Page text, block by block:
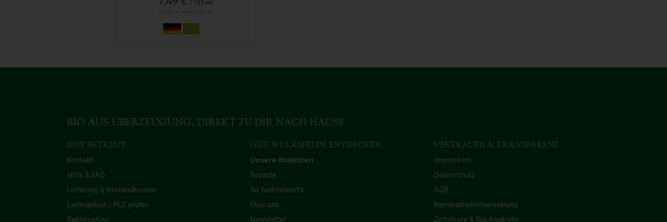
/ 165 ml
BIO AUS ÜBERZEUGUNG, DIREKT ZU DIR NACH HAUSE
GUT BETREUT
Kontakt
Hilfe & FAQ
Lieferung & Versandkosten
Liefergebiet / PLZ prüfen
Reklamation
GUT WULKSFELDE ENTDECKEN
Unsere Biokisten
Rezepte
So funktioniert’s
Über uns
Newsletter
VERTRAUEN & TRANSPARENZ
Impressum
Datenschutz
AGB
Barrierefreiheitserklärung
Zertifikate & Bio-Kontrolle